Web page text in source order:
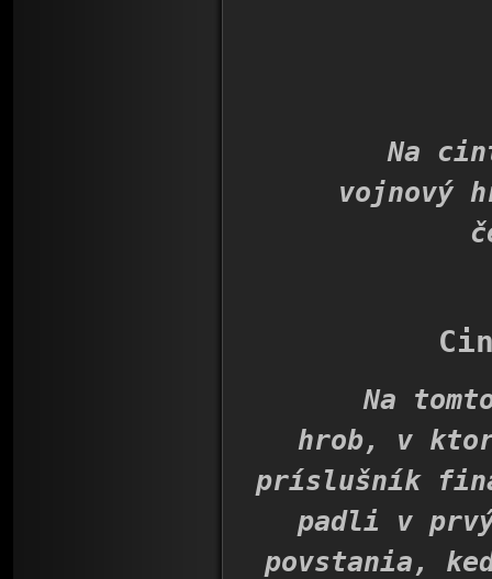
Na
vojnový
Na tomto
hrob, v
príslušník
padli v
povstania,